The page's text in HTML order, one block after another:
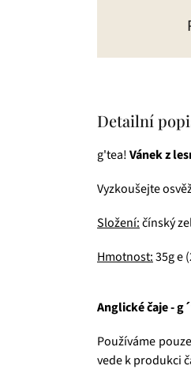
Detailní
g'tea!Vánek z
Vyzkoušejte
Složení:čínský
Hmotnost:35g e
Anglické čaje -
Používáme
vede k produkci